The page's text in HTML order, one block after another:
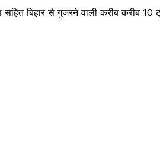
बिहार से गुजरने वाली करीब करीब